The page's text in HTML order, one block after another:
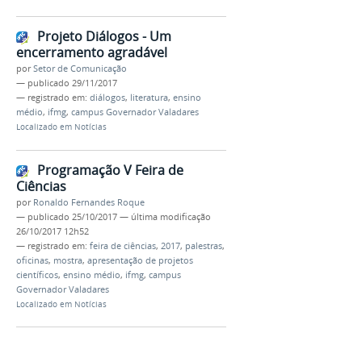
Projeto Diálogos - Um
encerramento agradável
porSetor de Comunicação
— publicado 29/11/2017
— registrado em: diálogos, literatura, ensino
médio, ifmg, campus Governador Valadares
Localizado em Notícias
Programação V Feira de
Ciências
por Ronaldo Fernandes Roque
— publicado 25/10/2017 — última modificação
26/10/2017 12h52
— registrado em: feira de ciências, 2017, palestras,
oficinas, mostra, apresentação de projetos
científicos, ensino médio, ifmg, campus
Governador Valadares
Localizado em Notícias